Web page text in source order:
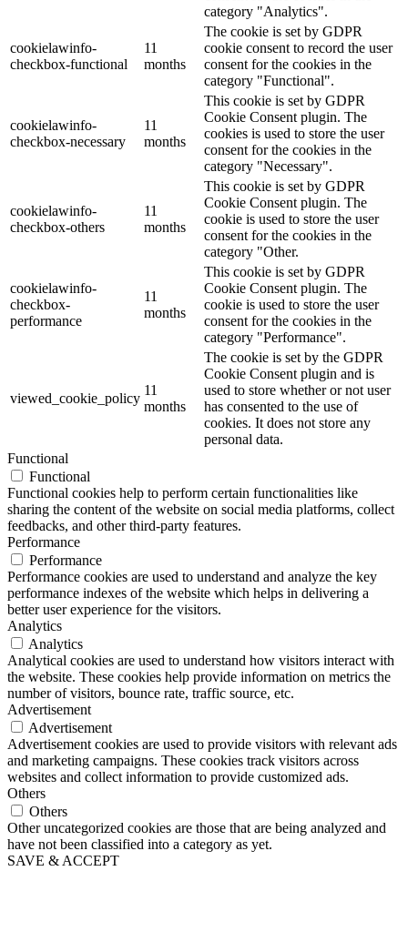
category "Analytics".
cookielawinfo-
checkbox-functional
11
months
The cookie is set by GDPR
cookie consent to record the user
consent for the cookies in the
category "Functional".
cookielawinfo-
checkbox-necessary
11
months
This cookie is set by GDPR
Cookie Consent plugin. The
cookies is used to store the user
consent for the cookies in the
category "Necessary".
cookielawinfo-
checkbox-others
11
months
This cookie is set by GDPR
Cookie Consent plugin. The
cookie is used to store the user
consent for the cookies in the
category "Other.
cookielawinfo-
checkbox-
performance
11
months
This cookie is set by GDPR
Cookie Consent plugin. The
cookie is used to store the user
consent for the cookies in the
category "Performance".
viewed_cookie_policy
11
months
The cookie is set by the GDPR
Cookie Consent plugin and is
used to store whether or not user
has consented to the use of
cookies. It does not store any
personal data.
Functional
Functional
Functional cookies help to perform certain functionalities like
sharing the content of the website on social media platforms, collect
feedbacks, and other third-party features.
Performance
Performance
Performance cookies are used to understand and analyze the key
performance indexes of the website which helps in delivering a
better user experience for the visitors.
Analytics
Analytics
Analytical cookies are used to understand how visitors interact with
the website. These cookies help provide information on metrics the
number of visitors, bounce rate, traffic source, etc.
Advertisement
Advertisement
Advertisement cookies are used to provide visitors with relevant ads
and marketing campaigns. These cookies track visitors across
websites and collect information to provide customized ads.
Others
Others
Other uncategorized cookies are those that are being analyzed and
have not been classified into a category as yet.
SAVE & ACCEPT